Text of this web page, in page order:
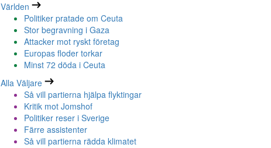
Världen
Politiker pratade om Ceuta
Stor begravning i Gaza
Attacker mot ryskt företag
Europas floder torkar
Minst 72 döda i Ceuta
Alla Väljare
Så vill partierna hjälpa flyktingar
Kritik mot Jomshof
Politiker reser i Sverige
Färre assistenter
Så vill partierna rädda klimatet